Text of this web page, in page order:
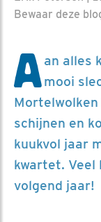
Bewaar deze
Aan alles
mooi
Mortelwolken
schijnen en
kuukvol jaar
kwartet. Veel
volgend jaar!